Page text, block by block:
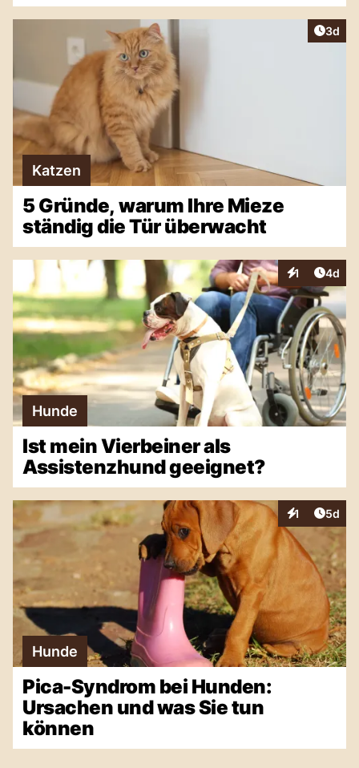
3d
Katzen
5 Gründe, warum Ihre Mieze
ständig die Tür überwacht
1
Interaktionen
4d
Hunde
Ist mein Vierbeiner als
Assistenzhund geeignet?
1
Interaktionen
5d
Hunde
Pica-Syndrom bei Hunden:
Ursachen und was Sie tun
können